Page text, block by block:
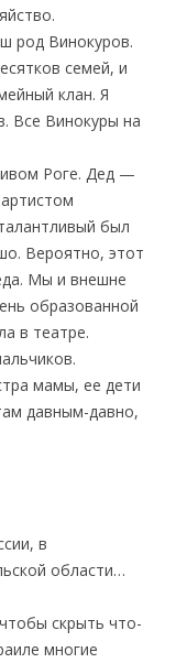
род Винокуров.
семей, и
клан. Я
Все Винокуры на
Роге. Дед —
был
Вероятно, этот
Мы и внешне
образованной
в театре.
мамы, ее дети
давным-давно,
в
области…
скрыть что-
многие